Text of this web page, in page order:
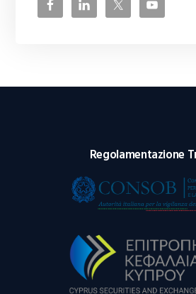
Regolamentazione